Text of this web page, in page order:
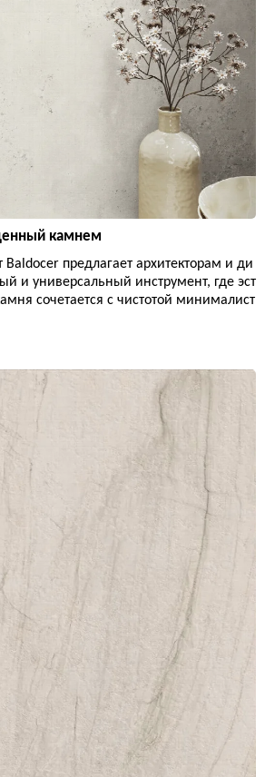
камнем
Baldocer предлагает архитекторам и ди
и универсальный инструмент, где эст
сочетается с чистотой минималист